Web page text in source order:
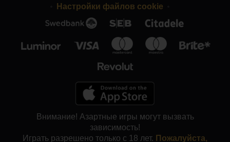
Настройки файлов cookie
Внимание! Азартные игры могут вызвать
зависимость!
Играть разрешено только с 18 лет. Пожалуйста,